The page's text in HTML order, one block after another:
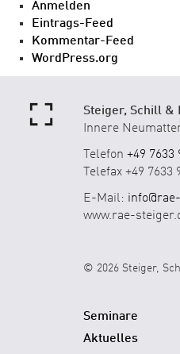
Anmelden
Eintrags-Feed
Kommentar-Feed
WordPress.org
Steiger, Schill &
Innere
Telefon +49 7633
Telefax +49 7633
E-Mail:
www.rae-
© 2026 Steiger,
Seminare
Aktuelles